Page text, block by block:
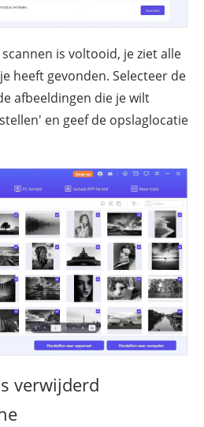
is voltooid, je ziet alle
heeft gevonden. Selecteer de
afbeeldingen die je wilt
en geef de opslaglocatie
verwijderd